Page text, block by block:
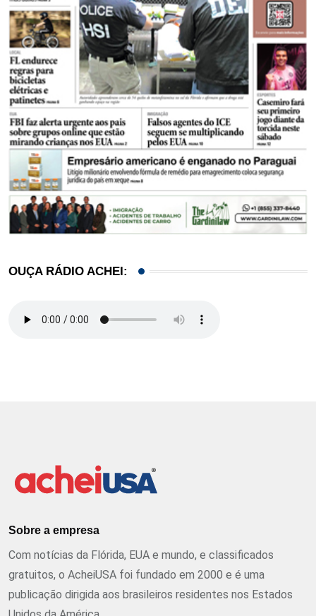
OUÇA RÁDIO ACHEI:
Sobre a empresa
Com notícias da Flórida, EUA e mundo, e classificados
gratuitos, o AcheiUSA foi fundado em 2000 e é uma
publicação dirigida aos brasileiros residentes nos Estados